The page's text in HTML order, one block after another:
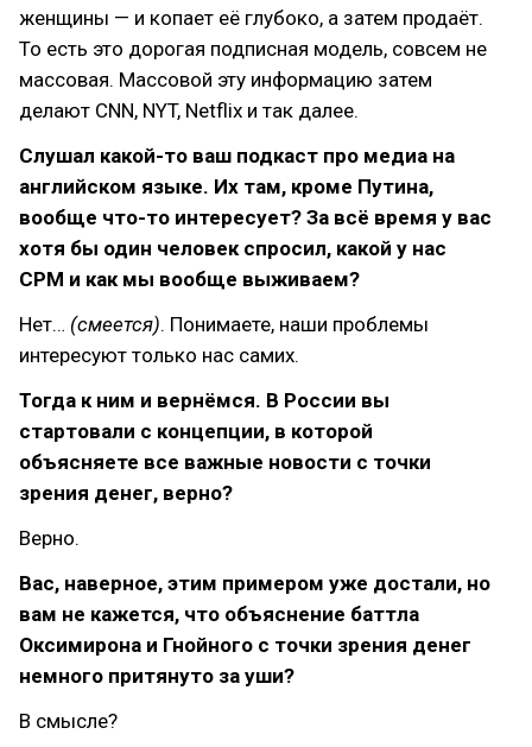
женщины — и копает её глубоко, а затем продаёт.
То есть это дорогая подписная модель, совсем не
массовая. Массовой эту информацию затем
делают CNN, NYT, Netflix и так далее.
Слушал какой-то ваш подкаст про медиа на
английском языке. Их там, кроме Путина,
вообще что-то интересует? За всё время у вас
хотя бы один человек спросил, какой у нас
CPM и как мы вообще выживаем?
Нет… (смеется). Понимаете, наши проблемы
интересуют только нас самих.
Тогда к ним и вернёмся. В России вы
стартовали с концепции, в которой
объясняете все важные новости с точки
зрения денег, верно?
Верно.
Вас, наверное, этим примером уже достали, но
вам не кажется, что объяснение баттла
Оксимирона и Гнойного с точки зрения денег
немного притянуто за уши?
В смысле?